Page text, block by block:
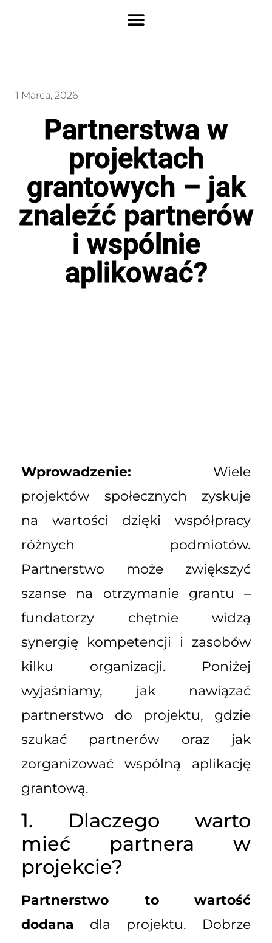
1 Marca, 2026
Partnerstwa w
projektach
grantowych – jak
znaleźć partnerów
i wspólnie
aplikować?
Wprowadzenie: Wiele
projektów społecznych zyskuje
na wartości dzięki współpracy
różnych podmiotów.
Partnerstwo może zwiększyć
szanse na otrzymanie grantu –
fundatorzy chętnie widzą
synergię kompetencji i zasobów
kilku organizacji. Poniżej
wyjaśniamy, jak nawiązać
partnerstwo do projektu, gdzie
szukać partnerów oraz jak
zorganizować wspólną aplikację
grantową.
1. Dlaczego warto
mieć partnera w
projekcie?
Partnerstwo to wartość
dodana dla projektu. Dobrze